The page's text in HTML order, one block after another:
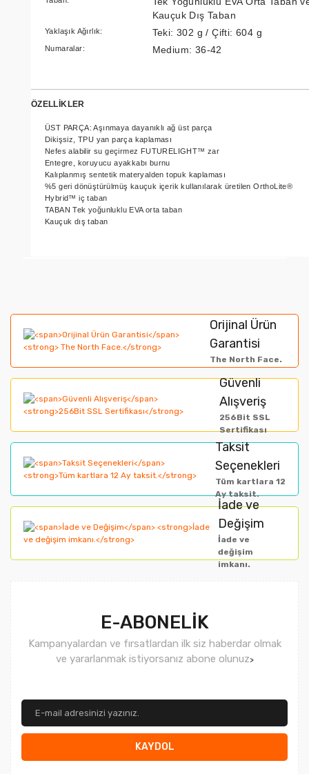
Kauçuk Dış Taban
Yaklaşık Ağırlık: Teki: 302 g / Çifti: 604 g
Numaralar: Medium: 36-42
ÖZELLİKLER
ÜST PARÇA: Aşınmaya dayanıklı ağ üst parça
Dikişsiz, TPU yan parça kaplaması
Nefes alabilir su geçirmez FUTURELIGHT™ zar
Entegre, koruyucu ayakkabı burnu
Kalıplanmış sentetik materyalden topuk kaplaması
%5 geri dönüştürülmüş kauçuk içerik kullanılarak üretilen OrthoLite®
Hybrid™ iç taban
TABAN Tek yoğunluklu EVA orta taban
Kauçuk dış taban
Yorum Yaz
formunu kullanarak tarafımıza iletebilirsiniz.
Görüş ve önerileriniz için teşekkür ederiz.
Ürün resmi kalitesiz, bozuk veya görüntülenemiyor.
Ürün açıklamasında eksik bilgiler bulunuyor.
Bu ürüne benzer farklı alternatifler olmalı.
Orijinal Ürün
Garantisi
The North Face.
Güvenli
Alışveriş
256Bit SSL
Sertifikası
Taksit
Seçenekleri
Tüm kartlara 12
Ay taksit.
İade ve
Değişim
İade ve
değişim
imkanı.
E-ABONELİK
Kampanyalardan ve fırsatlardan ilk siz haberdar olmak
ve yararlanmak istiyorsanız abone olunuz>
KAYDOL